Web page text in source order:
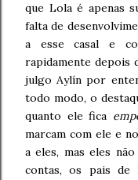
que Lola é apenas
falta de
a esse casal e
rapidamente depois
julgo Aylín por
todo modo, o
quanto ele fica
marcam com ele e
a eles, mas eles
contas, os pais de